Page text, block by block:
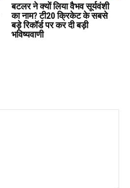
बटलर ने क्यों लिया वैभव सूर्यवंशी
का नाम? टी20 क्रिकेट के सबसे
बड़े रिकॉर्ड पर कर दी बड़ी
भविष्यवाणी